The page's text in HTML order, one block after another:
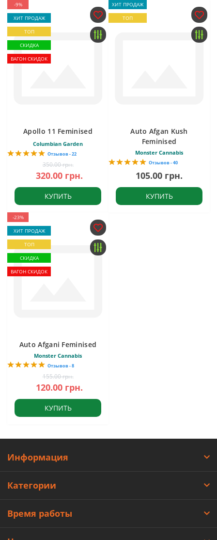
-9%
ХИТ ПРОДАЖ
ТОП
СКИДКА
ВАГОН СКИДОК
Apollo 11 Feminised
Columbian Garden
Отзывов - 22
350.00 грн.
320.00 грн.
КУПИТЬ
ХИТ ПРОДАЖ
ТОП
Auto Afgan Kush
Feminised
Monster Cannabis
Отзывов - 40
105.00 грн.
КУПИТЬ
-23%
ХИТ ПРОДАЖ
ТОП
СКИДКА
ВАГОН СКИДОК
Auto Afgani Feminised
Monster Cannabis
Отзывов - 8
155.00 грн.
120.00 грн.
КУПИТЬ
Информация
Категории
Время работы